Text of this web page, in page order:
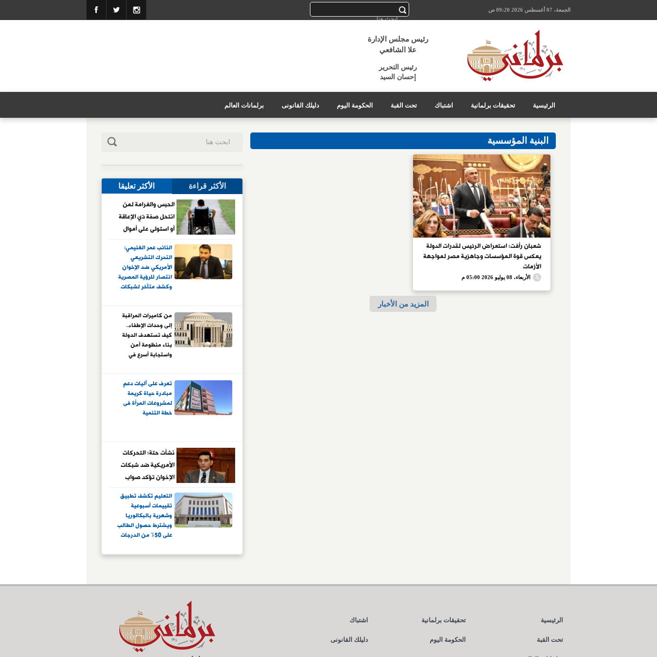
الجمعة، 07 أغسطس 2026 09:20 ص
رئيس مجلس الإدارة
علا الشافعي
رئيس التحرير
إحسان السيد
الرئيسية تحقيقات برلمانية اشتباك تحت القبة الحكومة اليوم دليلك القانونى برلمانات العالم
البنية المؤسسية
شعبان رأفت: استعراض الرئيس لقدرات الدولة
يعكس قوة المؤسسات وجاهزية مصر لمواجهة
الأزمات
الأربعاء، 08 يوليو 2026 05:00 م
المزيد من الأخبار
الأكثر قراءة الأكثر تعليقا
الحبس والغرامة لمن
انتحل صفة ذي الإعاقة
أو استولى على أموال
النائب عمر الغنيمي:
التحرك التشريعي
الأمريكي ضد الإخوان
انتصار للرؤية المصرية
وكشف متأخر لشبكات
من كاميرات المراقبة
إلى وحدات الإطفاء..
كيف تستهدف الدولة
بناء منظومة أمن
واستجابة أسرع في
تعرف على آليات دعم
مبادرة حياة كريمة
لمشروعات المرأة فى
خطة التنمية
نشأت حتة: التحركات
الأمريكية ضد شبكات
الإخوان تؤكد صواب
تجفيف منابع الإرهاب
التعليم تكشف تطبيق
تقييمات أسبوعية
وشهرية بالبكالوريا
ويشترط حصول الطالب
على 50% من الدرجات
وإتاحة تغيير الطالب
التخصص.. وتطمئن
الرئيسية تحقيقات برلمانية اشتباك
تحت القبة الحكومة اليوم دليلك القانونى